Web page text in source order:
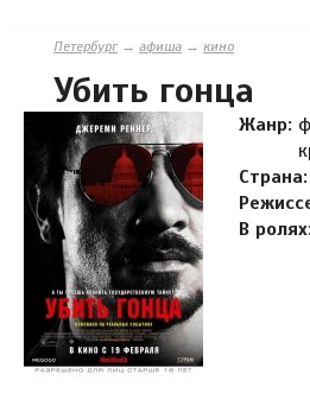
Петербург→ афиша → кино
Убить гонца
Жанр:
Страна:
В